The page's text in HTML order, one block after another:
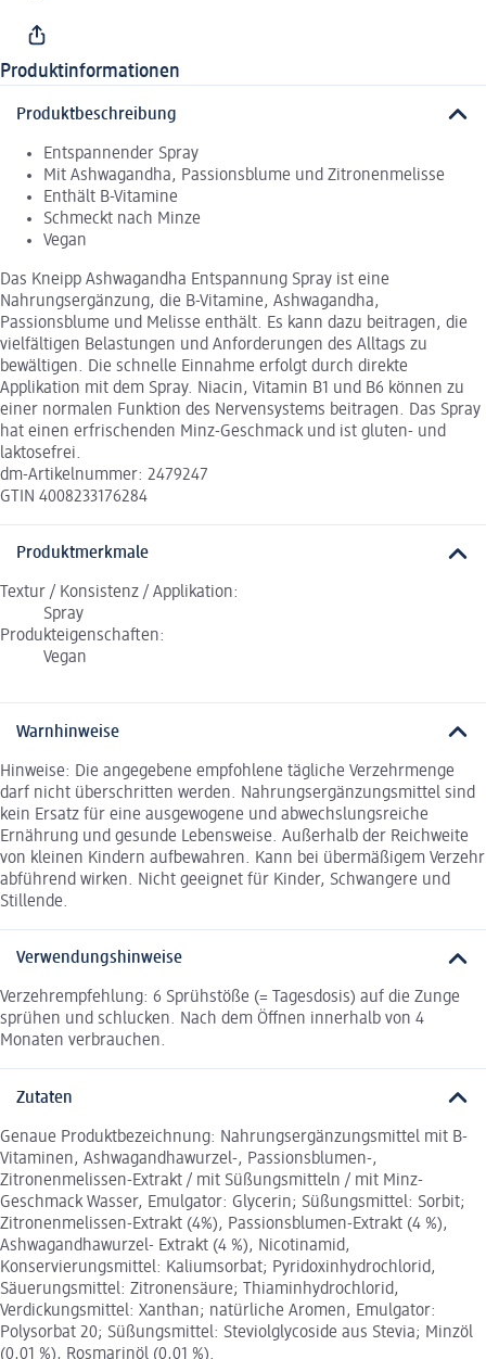
Produktinformationen
Produktbeschreibung
Entspannender Spray
Mit Ashwagandha, Passionsblume und Zitronenmelisse
Enthält B-Vitamine
Schmeckt nach Minze
Vegan
Das Kneipp Ashwagandha Entspannung Spray ist eine
Nahrungsergänzung, die B-Vitamine, Ashwagandha,
Passionsblume und Melisse enthält. Es kann dazu beitragen, die
vielfältigen Belastungen und Anforderungen des Alltags zu
bewältigen. Die schnelle Einnahme erfolgt durch direkte
Applikation mit dem Spray. Niacin, Vitamin B1 und B6 können zu
einer normalen Funktion des Nervensystems beitragen. Das Spray
hat einen erfrischenden Minz-Geschmack und ist gluten- und
laktosefrei.
dm-Artikelnummer: 2479247
GTIN 4008233176284
Produktmerkmale
Textur / Konsistenz / Applikation:
Spray
Produkteigenschaften:
Vegan
Warnhinweise
Hinweise: Die angegebene empfohlene tägliche Verzehrmenge
darf nicht überschritten werden. Nahrungsergänzungsmittel sind
kein Ersatz für eine ausgewogene und abwechslungsreiche
Ernährung und gesunde Lebensweise. Außerhalb der Reichweite
von kleinen Kindern aufbewahren. Kann bei übermäßigem Verzehr
abführend wirken. Nicht geeignet für Kinder, Schwangere und
Stillende.
Verwendungshinweise
Verzehrempfehlung: 6 Sprühstöße (= Tagesdosis) auf die Zunge
sprühen und schlucken. Nach dem Öffnen innerhalb von 4
Monaten verbrauchen.
Zutaten
Genaue Produktbezeichnung: Nahrungsergänzungsmittel mit B-
Vitaminen, Ashwagandhawurzel-, Passionsblumen-,
Zitronenmelissen-Extrakt / mit Süßungsmitteln / mit Minz-
Geschmack Wasser, Emulgator: Glycerin; Süßungsmittel: Sorbit;
Zitronenmelissen-Extrakt (4%), Passionsblumen-Extrakt (4 %),
Ashwagandhawurzel- Extrakt (4 %), Nicotinamid,
Konservierungsmittel: Kaliumsorbat; Pyridoxinhydrochlorid,
Säuerungsmittel: Zitronensäure; Thiaminhydrochlorid,
Verdickungsmittel: Xanthan; natürliche Aromen, Emulgator:
Polysorbat 20; Süßungsmittel: Steviolglycoside aus Stevia; Minzöl
(0,01 %), Rosmarinöl (0,01 %).